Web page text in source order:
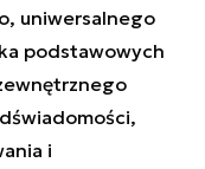
uniwersalnego
podstawowych
i